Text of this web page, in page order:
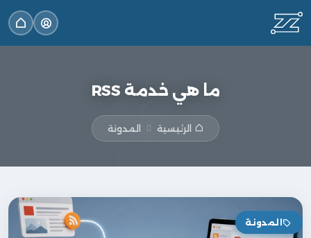
ما هي خدمة RSS
الرئيسية المدونة
المدونة